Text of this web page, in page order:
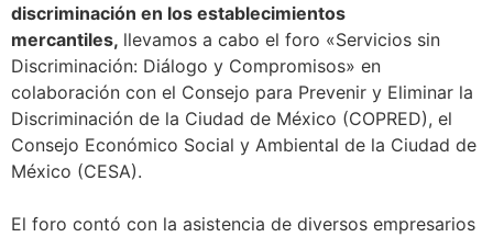
discriminación en los establecimientos
mercantiles, llevamos a cabo el foro «Servicios sin
Discriminación: Diálogo y Compromisos» en
colaboración con el Consejo para Prevenir y Eliminar la
Discriminación de la Ciudad de México (COPRED), el
Consejo Económico Social y Ambiental de la Ciudad de
México (CESA).
El foro contó con la asistencia de diversos empresarios